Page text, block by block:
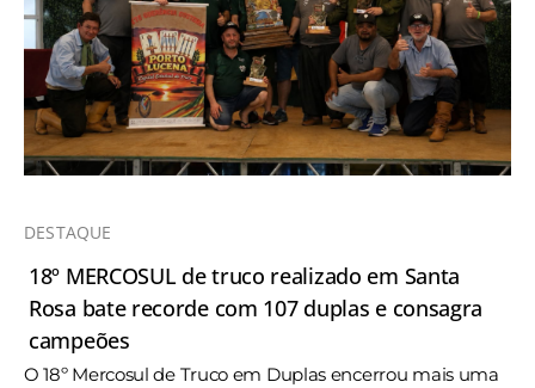
DESTAQUE
18º MERCOSUL de truco realizado em Santa
Rosa bate recorde com 107 duplas e consagra
campeões
O 18º Mercosul de Truco em Duplas encerrou mais uma